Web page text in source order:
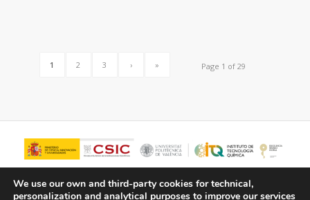
Page 1 of 29
1 2 3 › »
We use our own and third-party cookies for technical,
personalization and analytical purposes to improve our services